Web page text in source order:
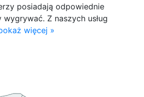
posiadają odpowiednie
Z naszych usług
więcej »